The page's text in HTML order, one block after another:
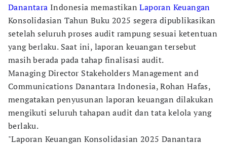
Danantara Indonesia memastikanLaporan Keuangan
Konsolidasian Tahun Buku 2025 segera dipublikasikan
setelah seluruh proses audit rampung sesuai ketentuan
yang berlaku. Saat ini, laporan keuangan tersebut
masih berada pada tahap finalisasi audit.
Managing Director Stakeholders Management and
Communications Danantara Indonesia, Rohan Hafas,
mengatakan penyusunan laporan keuangan dilakukan
mengikuti seluruh tahapan audit dan tata kelola yang
berlaku.
"Laporan Keuangan Konsolidasian 2025 Danantara